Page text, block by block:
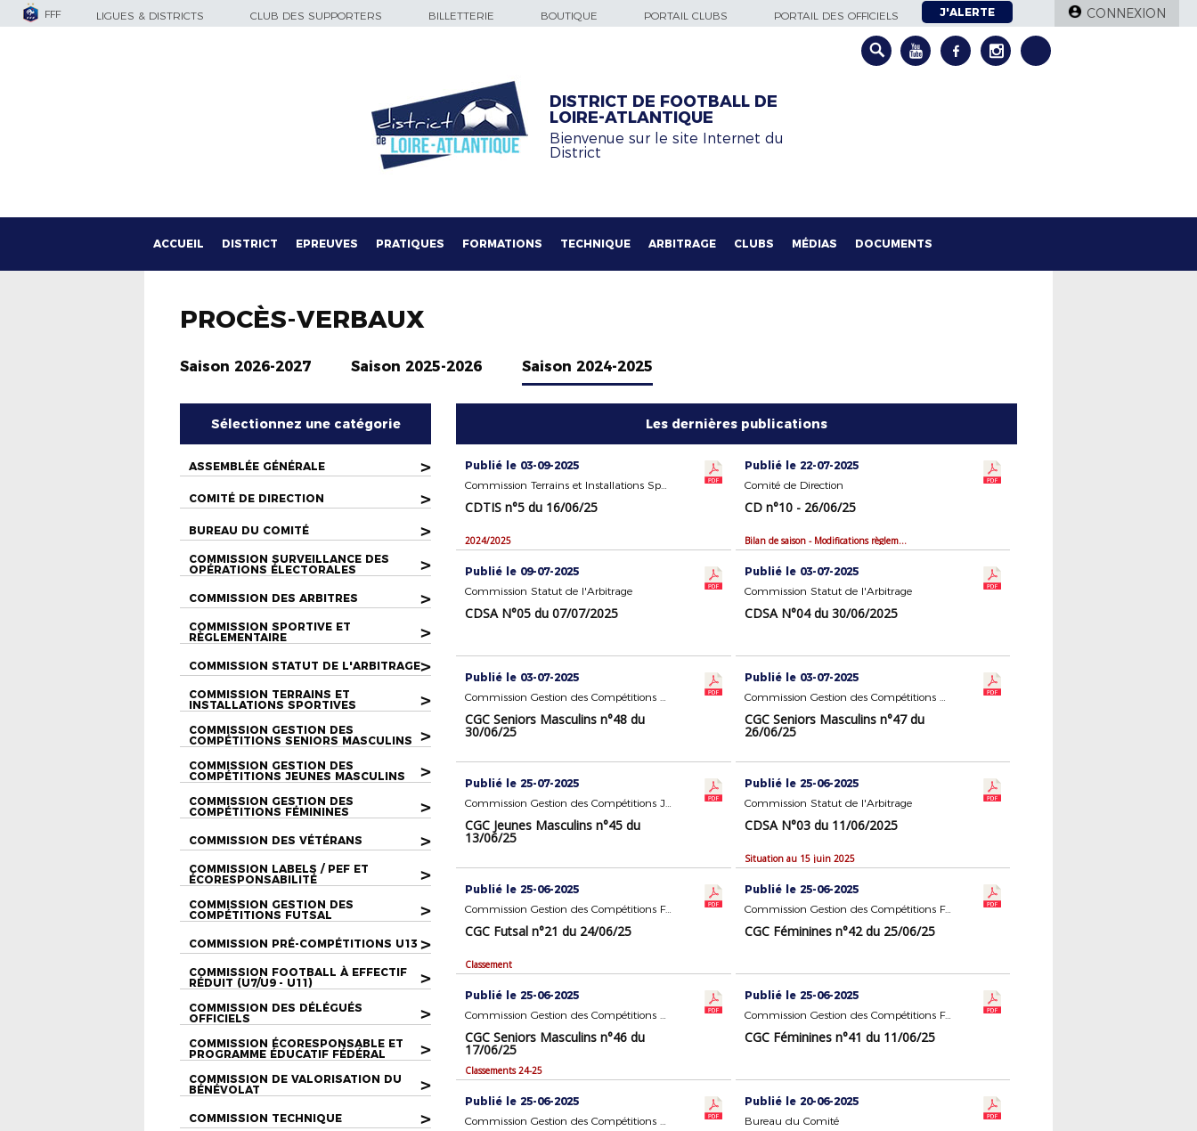
FFF LIGUES & DISTRICTS CLUB DES SUPPORTERS BILLETTERIE BOUTIQUE PORTAIL CLUBS PORTAIL DES OFFICIELS J'ALERTE CONNEXION
DISTRICT DE FOOTBALL DE
LOIRE-ATLANTIQUE
Bienvenue sur le site Internet du
District
ACCUEIL DISTRICT EPREUVES PRATIQUES FORMATIONS TECHNIQUE ARBITRAGE CLUBS MÉDIAS DOCUMENTS
PROCÈS-VERBAUX
Saison 2026-2027 Saison 2025-2026 Saison 2024-2025
Sélectionnez une catégorie
ASSEMBLÉE GÉNÉRALE >
COMITÉ DE DIRECTION >
BUREAU DU COMITÉ >
COMMISSION SURVEILLANCE DES
OPÉRATIONS ÉLECTORALES
>
COMMISSION DES ARBITRES >
COMMISSION SPORTIVE ET
RÈGLEMENTAIRE
>
COMMISSION STATUT DE L'ARBITRAGE>
COMMISSION TERRAINS ET
INSTALLATIONS SPORTIVES
>
COMMISSION GESTION DES
COMPÉTITIONS SENIORS MASCULINS
>
COMMISSION GESTION DES
COMPÉTITIONS JEUNES MASCULINS
>
COMMISSION GESTION DES
COMPÉTITIONS FÉMININES
>
COMMISSION DES VÉTÉRANS >
COMMISSION LABELS / PEF ET
ÉCORESPONSABILITÉ
>
COMMISSION GESTION DES
COMPÉTITIONS FUTSAL
>
COMMISSION PRÉ-COMPÉTITIONS U13 >
COMMISSION FOOTBALL À EFFECTIF
RÉDUIT (U7/U9 - U11)
>
COMMISSION DES DÉLÉGUÉS
OFFICIELS
>
COMMISSION ÉCORESPONSABLE ET
PROGRAMME ÉDUCATIF FÉDÉRAL
>
COMMISSION DE VALORISATION DU
BÉNÉVOLAT
>
COMMISSION TECHNIQUE >
Les dernières publications
Publié le 03-09-2025
Commission Terrains et Installations Sportives
CDTIS n°5 du 16/06/25
2024/2025
Publié le 22-07-2025
Comité de Direction
CD n°10 - 26/06/25
Bilan de saison - Modifications règlementaires
Publié le 09-07-2025
Commission Statut de l'Arbitrage
CDSA N°05 du 07/07/2025
Publié le 03-07-2025
Commission Statut de l'Arbitrage
CDSA N°04 du 30/06/2025
Publié le 03-07-2025
Commission Gestion des Compétitions Seniors Masculins
CGC Seniors Masculins n°48 du
30/06/25
Publié le 03-07-2025
Commission Gestion des Compétitions Seniors Masculins
CGC Seniors Masculins n°47 du
26/06/25
Publié le 25-07-2025
Commission Gestion des Compétitions Jeunes Masculins
CGC Jeunes Masculins n°45 du
13/06/25
Publié le 25-06-2025
Commission Statut de l'Arbitrage
CDSA N°03 du 11/06/2025
Situation au 15 juin 2025
Publié le 25-06-2025
Commission Gestion des Compétitions FUTSAL
CGC Futsal n°21 du 24/06/25
Classement
Publié le 25-06-2025
Commission Gestion des Compétitions Féminines
CGC Féminines n°42 du 25/06/25
Publié le 25-06-2025
Commission Gestion des Compétitions Seniors Masculins
CGC Seniors Masculins n°46 du
17/06/25
Classements 24-25
Publié le 25-06-2025
Commission Gestion des Compétitions Féminines
CGC Féminines n°41 du 11/06/25
Publié le 25-06-2025
Commission Gestion des Compétitions Seniors Masculins
Publié le 20-06-2025
Bureau du Comité